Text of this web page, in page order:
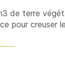
de terre
pour